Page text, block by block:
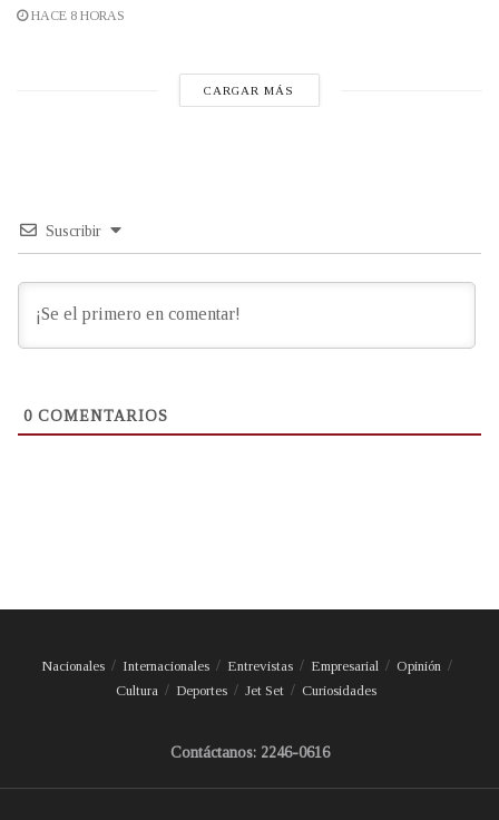
HACE 8 HORAS
CARGAR MÁS
Suscribir
0 COMENTARIOS
Nacionales Internacionales Entrevistas Empresarial
Opinión
Cultura
Deportes Jet Set Curiosidades
Contáctanos: 2246-0616